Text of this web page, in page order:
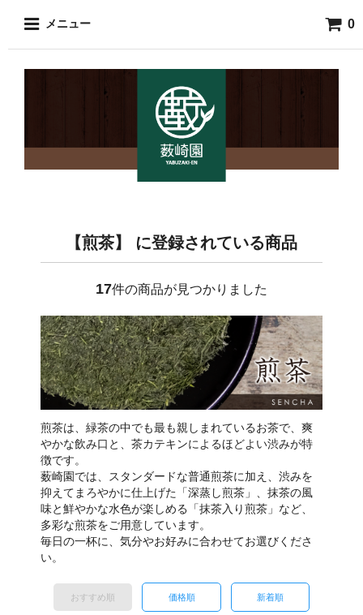
メニュー 0
【煎茶】 に登録されている商品
17件の商品が見つかりました
煎茶は、緑茶の中でも最も親しまれているお茶で、爽
やかな飲み口と、茶カテキンによるほどよい渋みが特
徴です。
薮崎園では、スタンダードな普通煎茶に加え、渋みを
抑えてまろやかに仕上げた「深蒸し煎茶」、抹茶の風
味と鮮やかな水色が楽しめる「抹茶入り煎茶」など、
多彩な煎茶をご用意しています。
毎日の一杯に、気分やお好みに合わせてお選びくださ
い。
おすすめ順 価格順 新着順